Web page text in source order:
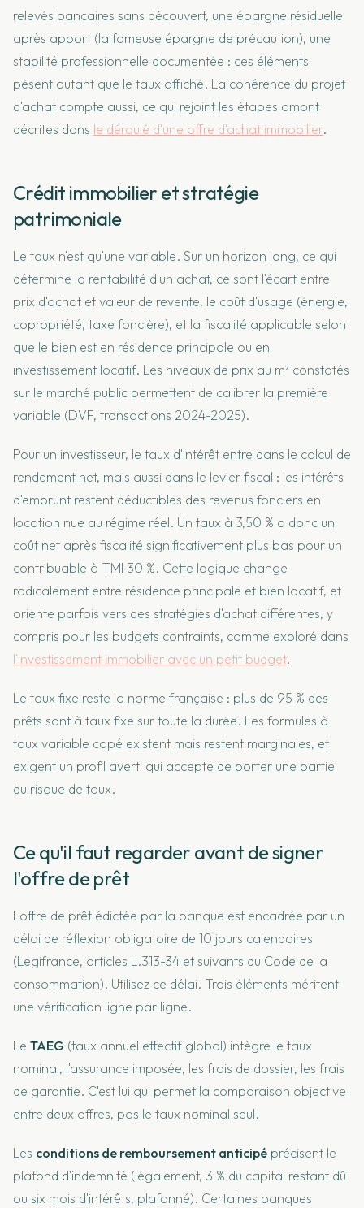
relevés bancaires sans découvert, une épargne résiduelle
après apport (la fameuse épargne de précaution), une
stabilité professionnelle documentée : ces éléments
pèsent autant que le taux affiché. La cohérence du projet
d'achat compte aussi, ce qui rejoint les étapes amont
décrites dans le déroulé d'une offre d'achat immobilier.
Crédit immobilier et stratégie
patrimoniale
Le taux n'est qu'une variable. Sur un horizon long, ce qui
détermine la rentabilité d'un achat, ce sont l'écart entre
prix d'achat et valeur de revente, le coût d'usage (énergie,
copropriété, taxe foncière), et la fiscalité applicable selon
que le bien est en résidence principale ou en
investissement locatif. Les niveaux de prix au m² constatés
sur le marché public permettent de calibrer la première
variable (DVF, transactions 2024-2025).
Pour un investisseur, le taux d'intérêt entre dans le calcul de
rendement net, mais aussi dans le levier fiscal : les intérêts
d'emprunt restent déductibles des revenus fonciers en
location nue au régime réel. Un taux à 3,50 % a donc un
coût net après fiscalité significativement plus bas pour un
contribuable à TMI 30 %. Cette logique change
radicalement entre résidence principale et bien locatif, et
oriente parfois vers des stratégies d'achat différentes, y
compris pour les budgets contraints, comme exploré dans
l'investissement immobilier avec un petit budget.
Le taux fixe reste la norme française : plus de 95 % des
prêts sont à taux fixe sur toute la durée. Les formules à
taux variable capé existent mais restent marginales, et
exigent un profil averti qui accepte de porter une partie
du risque de taux.
Ce qu'il faut regarder avant de signer
l'offre de prêt
L'offre de prêt édictée par la banque est encadrée par un
délai de réflexion obligatoire de 10 jours calendaires
(Legifrance, articles L.313-34 et suivants du Code de la
consommation). Utilisez ce délai. Trois éléments méritent
une vérification ligne par ligne.
Le TAEG (taux annuel effectif global) intègre le taux
nominal, l'assurance imposée, les frais de dossier, les frais
de garantie. C'est lui qui permet la comparaison objective
entre deux offres, pas le taux nominal seul.
Les conditions de remboursement anticipé précisent le
plafond d'indemnité (légalement, 3 % du capital restant dû
ou six mois d'intérêts, plafonné). Certaines banques